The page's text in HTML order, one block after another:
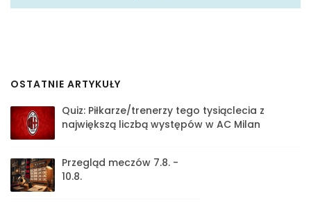
OSTATNIE ARTYKUŁY
Quiz: Piłkarze/trenerzy tego tysiąclecia z
największą liczbą występów w AC Milan
Przegląd meczów 7.8. -
10.8.